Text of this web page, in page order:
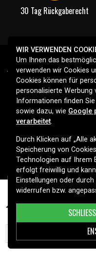
Asus R457UQ-
30 Tag Rückgaberecht
Ihr Spezialist für
Deutschland.
Smartphones,
– mit schneller Lieferung
HILFE
INFORMATIONEN
KUNDENSERVICE
WIR VERWENDEN
Um Ihnen das
verwenden wir Cookies
Cookies können für
personalisierte Werbung
Informationen finden
sowie dazu, wie Google
verarbeitet.
Durch Klicken auf „Alle
Speicherung von
Technologien auf Ihrem
erfolgt freiwillig und
Einstellungen oder
widerrufen bzw.